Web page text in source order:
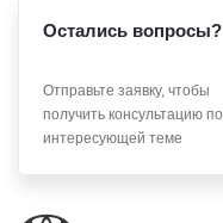
Остались вопросы?
Отправьте заявку, чтобы
получить консультацию по
интересующей теме